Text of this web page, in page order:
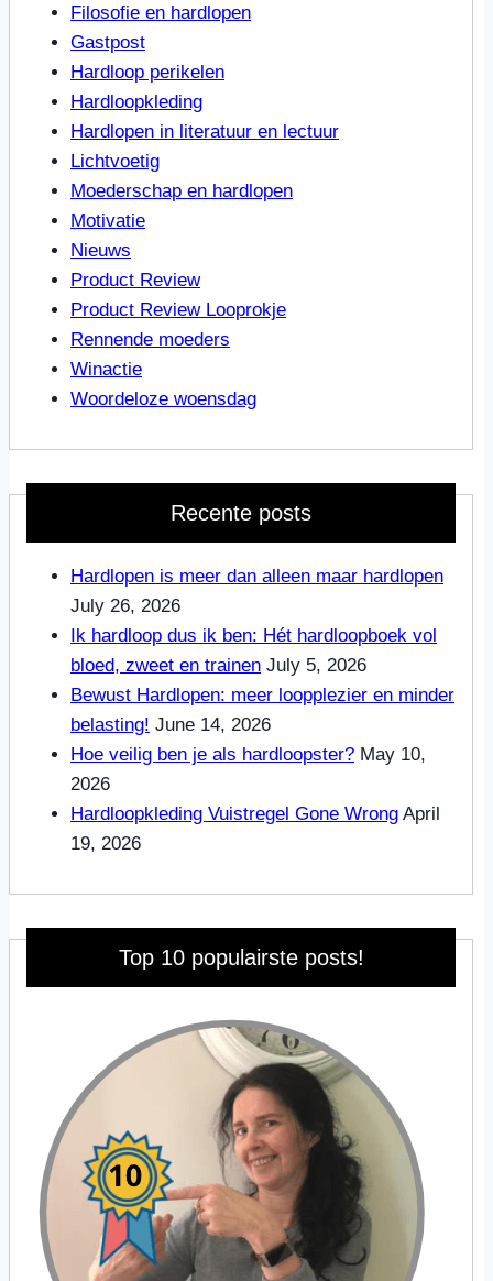
Filosofie en hardlopen
Gastpost
Hardloop perikelen
Hardloopkleding
Hardlopen in literatuur en lectuur
Lichtvoetig
Moederschap en hardlopen
Motivatie
Nieuws
Product Review
Product Review Looprokje
Rennende moeders
Winactie
Woordeloze woensdag
Recente posts
Hardlopen is meer dan alleen maar hardlopen
July 26, 2026
Ik hardloop dus ik ben: Hét hardloopboek vol
bloed, zweet en trainen July 5, 2026
Bewust Hardlopen: meer loopplezier en minder
belasting! June 14, 2026
Hoe veilig ben je als hardloopster? May 10,
2026
Hardloopkleding Vuistregel Gone Wrong April
19, 2026
Top 10 populairste posts!